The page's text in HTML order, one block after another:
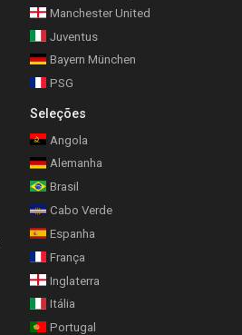
Manchester United
Juventus
Bayern München
PSG
Seleções
Angola
Alemanha
Brasil
Cabo Verde
Espanha
França
Inglaterra
Itália
Portugal